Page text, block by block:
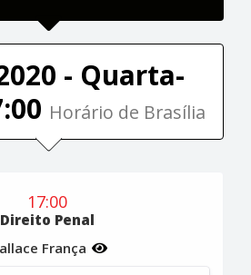
- Quarta-
Horário de Brasília
17:00
Direito Penal
França